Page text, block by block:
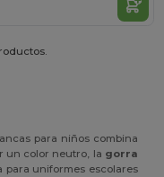
para niños combina
un color neutro, la gorra
para uniformes escolares